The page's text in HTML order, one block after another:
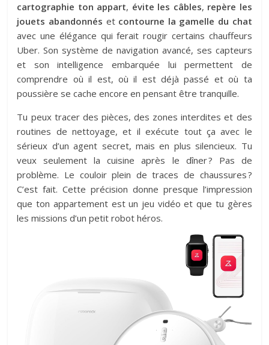
cartographie ton appart, évite les câbles, repère les
jouets abandonnés et contourne la gamelle du chat
avec une élégance qui ferait rougir certains chauffeurs
Uber. Son système de navigation avancé, ses capteurs
et son intelligence embarquée lui permettent de
comprendre où il est, où il est déjà passé et où ta
poussière se cache encore en pensant être tranquille.
Tu peux tracer des pièces, des zones interdites et des
routines de nettoyage, et il exécute tout ça avec le
sérieux d’un agent secret, mais en plus silencieux. Tu
veux seulement la cuisine après le dîner ? Pas de
problème. Le couloir plein de traces de chaussures ?
C’est fait. Cette précision donne presque l’impression
que ton appartement est un jeu vidéo et que tu gères
les missions d’un petit robot héros.